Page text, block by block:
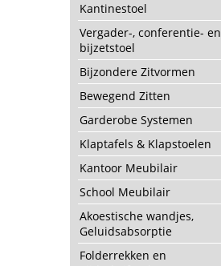
Kantinestoel
Vergader-, conferentie- en
bijzetstoel
Bijzondere Zitvormen
Bewegend Zitten
Garderobe Systemen
Klaptafels & Klapstoelen
Kantoor Meubilair
School Meubilair
Akoestische wandjes,
Geluidsabsorptie
Folderrekken en